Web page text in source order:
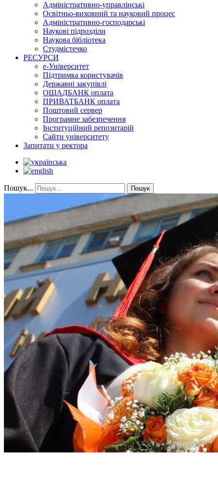
Адміністративно-управлінські
Освітньо-виховний та науковий процес
Адміністративно-господарські
Наукові підрозділи
Наукова бібліотека
Студмістечко
РЕСУРСИ
е-Університет
Підтримка користувачів
Державні закупівлі
ОЩАДБАНК оплата
ПРИВАТБАНК оплата
Поштовий сервер
Програмне забезпечення
Інституційний репозитарій
Сайти університету
Запитати у ректора
Пошук... Пошук